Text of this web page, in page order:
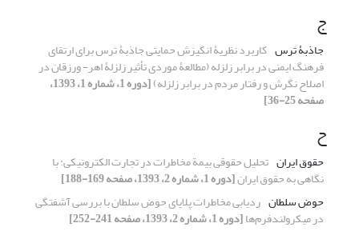
ج
جاذبۀ ترس کاربرد نظریۀ انگیزش حمایتی جاذبۀ ترس برای ارتقای
فرهنگ ایمنی در برابر زلزله (مطالعۀ موردی تأثیر زلزلۀ اهر- ورزقان در
اصلاح نگرش و رفتار مردم در برابر زلزله) [دوره 1، شماره 1، 1393،
صفحه 25-36]
ح
حقوق ایران تحلیل حقوقی بیمة مخاطرات در تجارت الکترونیکی: با
نگاهی به حقوق ایران[دوره 1، شماره 2، 1393، صفحه 169-188]
حوض سلطان ردیابی مخاطرات پلایای حوض سلطان با بررسی آشفتگی
در میکرولندفرم‌ها[دوره 1، شماره 2، 1393، صفحه 241-252]